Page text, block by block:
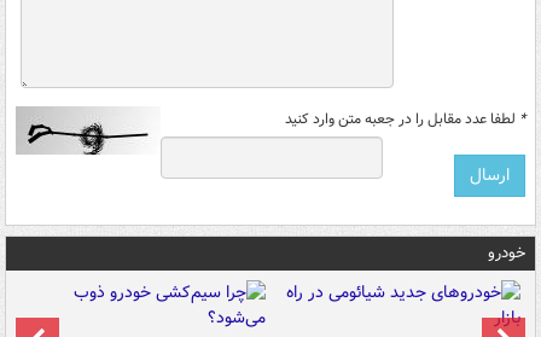
* لطفا عدد مقابل را در جعبه متن وارد کنید
خودرو